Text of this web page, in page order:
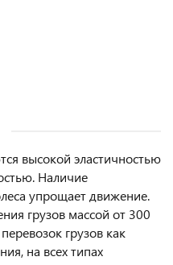
высокой эластичностью
Наличие
упрощает движение.
грузов массой от 300
грузов как
на всех типах